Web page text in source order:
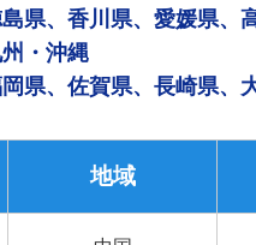
県、香川県、愛媛県、
・沖縄
県、佐賀県、長崎県、
地域